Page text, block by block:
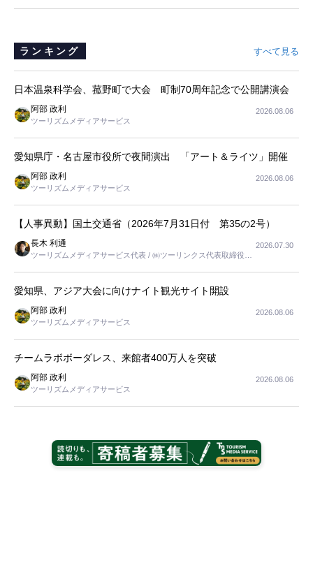
ランキング すべて見る
日本温泉科学会、菰野町で大会 町制70周年記念で公開講演会
阿部 政利
ツーリズムメディアサービス
2026.08.06
愛知県庁・名古屋市役所で夜間演出 「アート＆ライツ」開催
阿部 政利
ツーリズムメディアサービス
2026.08.06
【人事異動】国土交通省（2026年7月31日付 第35の2号）
長木 利通
ツーリズムメディアサービス代表 / ㈱ツーリンクス代表取締役社
2026.07.30
愛知県、アジア大会に向けナイト観光サイト開設
阿部 政利
ツーリズムメディアサービス
2026.08.06
チームラボボーダレス、来館者400万人を突破
阿部 政利
ツーリズムメディアサービス
2026.08.06